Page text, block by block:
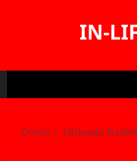
IN-
Domů Michaela